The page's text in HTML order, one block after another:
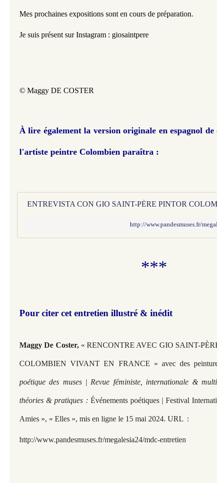
Mes prochaines expositions sont en cours de préparation.
Je suis présent sur Instagram : giosaintpere
© Maggy DE COSTER
À lire également la version originale en espagnol de
l'artiste peintre Colombien paraîtra :
http://www.pandesmuses.fr/
***
Pour citer cet entretien illustré & inédit
Maggy De Coster, « RENCONTRE AVEC GIO SAINT-
COLOMBIEN VIVANT EN FRANCE » avec des
poétique des muses | Revue féministe, internationale &
théories & pratiques : Événements poétiques | Festival
Amies », « Elles », mis en ligne le 15 mai 2024. URL :
http://www.pandesmuses.fr/megalesia24/mdc-entretien